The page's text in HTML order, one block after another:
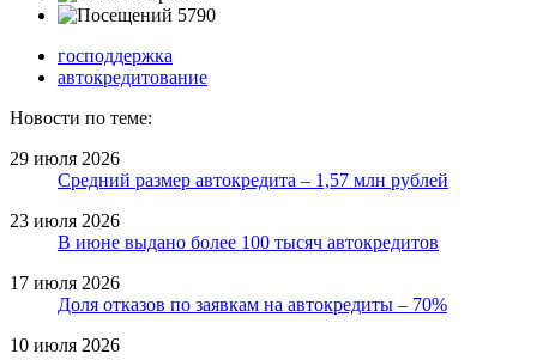
5790
господдержка
автокредитование
Новости по теме:
29 июля 2026
Средний размер автокредита – 1,57 млн рублей
23 июля 2026
В июне выдано более 100 тысяч автокредитов
17 июля 2026
Доля отказов по заявкам на автокредиты – 70%
10 июля 2026